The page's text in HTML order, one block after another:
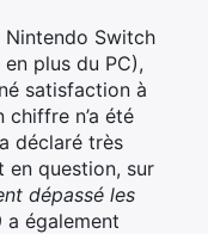
Nintendo Switch
plus du PC),
satisfaction à
chiffre n’a été
déclaré très
en question, sur
dépassé les
a également